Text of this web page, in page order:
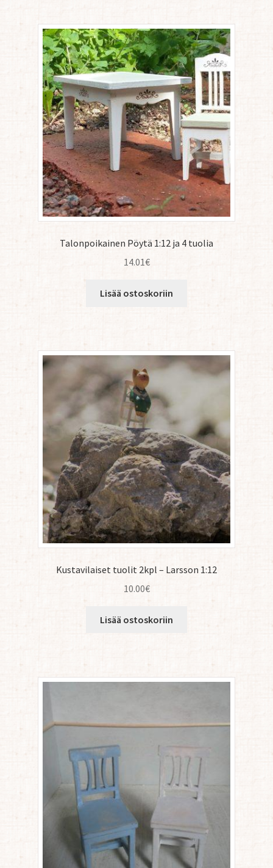
Talonpoikainen Pöytä 1:12 ja 4 tuolia
14.01€
Lisää ostoskoriin
Kustavilaiset tuolit 2kpl – Larsson 1:12
10.00€
Lisää ostoskoriin